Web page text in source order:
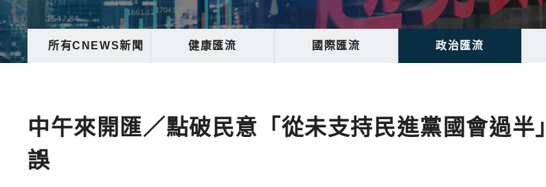
所有CNEWS新聞 健康匯流 國際匯流 政治匯流
中午來開匯／點破民意「從未支持民進黨國會過
誤